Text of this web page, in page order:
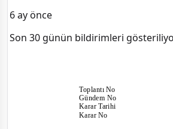
6 ay önce
Son 30 günün bildirimleri
Toplantı No
Gündem No
Karar Tarihi
Karar No